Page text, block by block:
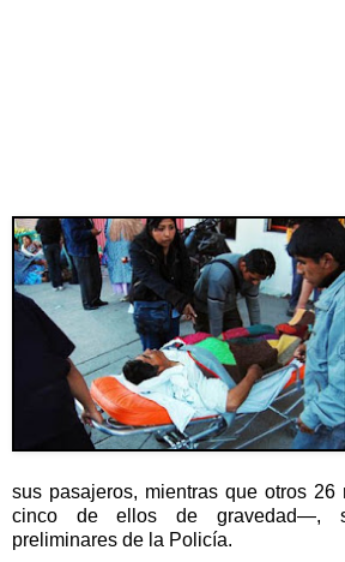
sus pasajeros, mientras que otros
cinco de ellos de gravedad—,
preliminares de la Policía.